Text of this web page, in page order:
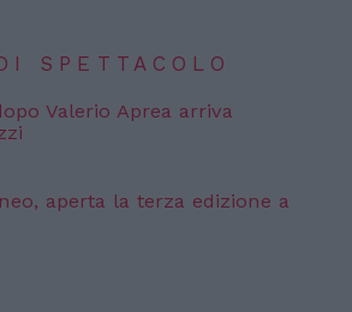
SPETTACOLO
Valerio Aprea arriva
aperta la terza edizione a